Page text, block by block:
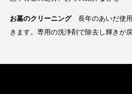
お墓のクリーニング長年のあいだ使用
きます。専用の洗浄剤で除去し輝きが